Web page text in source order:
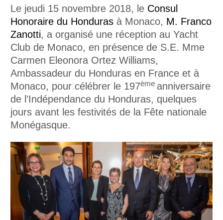
Le jeudi 15 novembre 2018, le Consul
Honoraire du Honduras à Monaco, M. Franco
Zanotti, a organisé une réception au Yacht
Club de Monaco, en présence de S.E. Mme
Carmen Eleonora Ortez Williams,
Ambassadeur du Honduras en France et à
Monaco, pour célébrer le 197ème anniversaire
de l’Indépendance du Honduras, quelques
jours avant les festivités de la Fête nationale
Monégasque.